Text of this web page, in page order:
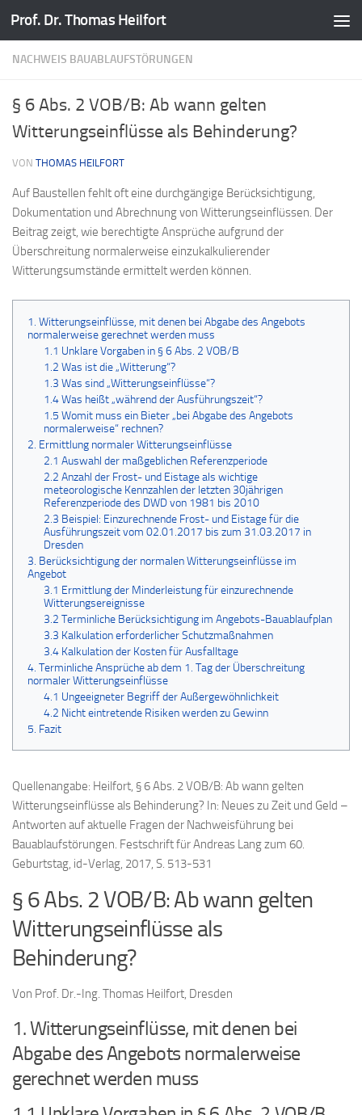
Zum Inhalt springen
Prof. Dr. Thomas Heilfort
NACHWEIS BAUABLAUFSTÖRUNGEN
§ 6 Abs. 2 VOB/B: Ab wann gelten
Witterungseinflüsse als Behinderung?
VON THOMAS HEILFORT
Auf Baustellen fehlt oft eine durchgängige Berücksichtigung,
Dokumentation und Abrechnung von Witterungseinflüssen. Der
Beitrag zeigt, wie berechtigte Ansprüche aufgrund der
Überschreitung normalerweise einzukalkulierender
Witterungsumstände ermittelt werden können.
1. Witterungseinflüsse, mit denen bei Abgabe des Angebots
normalerweise gerechnet werden muss
1.1 Unklare Vorgaben in § 6 Abs. 2 VOB/B
1.2 Was ist die „Witterung“?
1.3 Was sind „Witterungseinflüsse“?
1.4 Was heißt „während der Ausführungszeit“?
1.5 Womit muss ein Bieter „bei Abgabe des Angebots
normalerweise“ rechnen?
2. Ermittlung normaler Witterungseinflüsse
2.1 Auswahl der maßgeblichen Referenzperiode
2.2 Anzahl der Frost- und Eistage als wichtige
meteorologische Kennzahlen der letzten 30jährigen
Referenzperiode des DWD von 1981 bis 2010
2.3 Beispiel: Einzurechnende Frost- und Eistage für die
Ausführungszeit vom 02.01.2017 bis zum 31.03.2017 in
Dresden
3. Berücksichtigung der normalen Witterungseinflüsse im
Angebot
3.1 Ermittlung der Minderleistung für einzurechnende
Witterungsereignisse
3.2 Terminliche Berücksichtigung im Angebots-Bauablaufplan
3.3 Kalkulation erforderlicher Schutzmaßnahmen
3.4 Kalkulation der Kosten für Ausfalltage
4. Terminliche Ansprüche ab dem 1. Tag der Überschreitung
normaler Witterungseinflüsse
4.1 Ungeeigneter Begriff der Außergewöhnlichkeit
4.2 Nicht eintretende Risiken werden zu Gewinn
5. Fazit
Quellenangabe: Heilfort, § 6 Abs. 2 VOB/B: Ab wann gelten
Witterungseinflüsse als Behinderung? In: Neues zu Zeit und Geld –
Antworten auf aktuelle Fragen der Nachweisführung bei
Bauablaufstörungen. Festschrift für Andreas Lang zum 60.
Geburtstag, id-Verlag, 2017, S. 513-531
§ 6 Abs. 2 VOB/B: Ab wann gelten
Witterungseinflüsse als
Behinderung?
Von Prof. Dr.-Ing. Thomas Heilfort, Dresden
1. Witterungseinflüsse, mit denen bei
Abgabe des Angebots normalerweise
gerechnet werden muss